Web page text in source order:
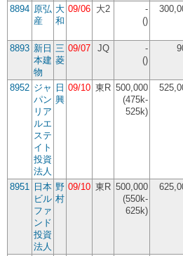
8894 原弘
産
大
和
09/06 大2
-
()
8893 新日
本建
物
三
菱
09/07 JQ
-
()
8952 ジャ
パン
リア
ルエ
ステ
イト
投資
法人
日
興
09/10 東R 500,000
(475k-
525k)
8951 日本
ビル
ファ
ンド
投資
法人
野
村
09/10 東R 500,000
(550k-
625k)